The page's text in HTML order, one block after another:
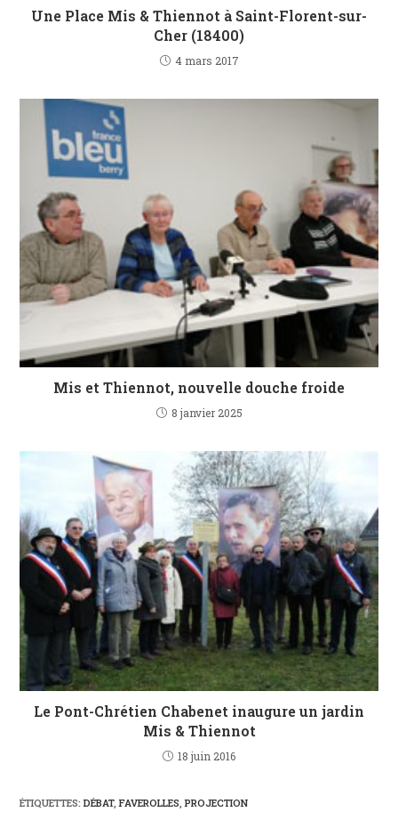
Une Place Mis & Thiennot à Saint-Florent-sur-
Cher (18400)
4 mars 2017
Mis et Thiennot, nouvelle douche froide
8 janvier 2025
Le Pont-Chrétien Chabenet inaugure un jardin
Mis & Thiennot
18 juin 2016
ÉTIQUETTES:DÉBAT, FAVEROLLES PROJECTION